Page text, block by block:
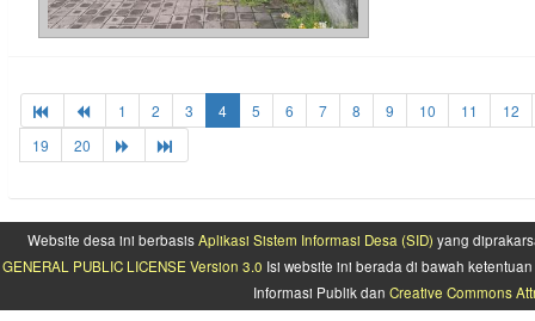
1 2 3 4 5 6 7 8 9 10 11
12
19
20
Website desa ini berbasisAplikasi Sistem Informasi Desa (SID) yang
GENERAL PUBLIC LICENSE Version 3.0 Isi website ini berada di bawah
Informasi Publik dan Creative Commons